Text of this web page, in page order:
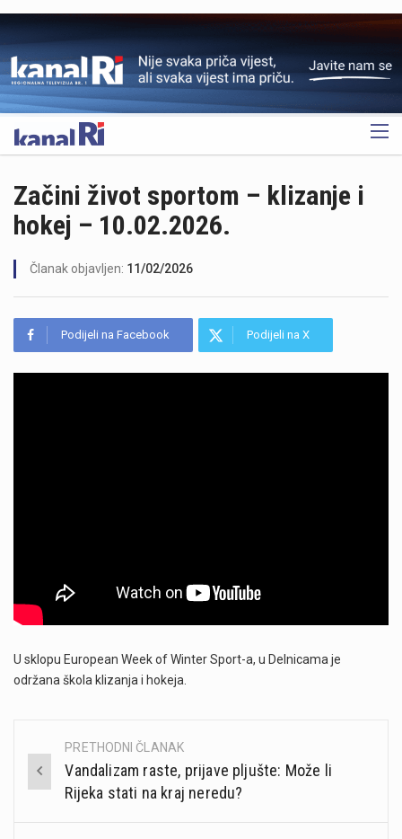
OGLAS
Začini život sportom – klizanje i
hokej – 10.02.2026.
Članak objavljen: 11/02/2026
Podijeli na Facebook Podijeli na X
U sklopu European Week of Winter Sport-a, u Delnicama je
održana škola klizanja i hokeja.
Post
navigation
PRETHODNI ČLANAK
Vandalizam raste, prijave pljušte: Može li
Rijeka stati na kraj neredu?